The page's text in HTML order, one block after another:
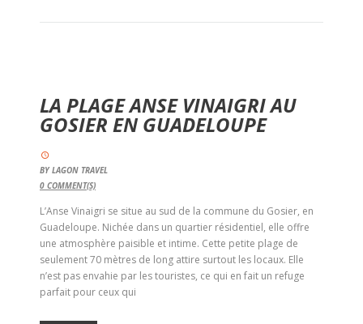
LA PLAGE ANSE VINAIGRI AU
GOSIER EN GUADELOUPE
BYLAGON TRAVEL
0 COMMENT(S)
L’Anse Vinaigri se situe au sud de la commune du Gosier, en
Guadeloupe. Nichée dans un quartier résidentiel, elle offre
une atmosphère paisible et intime. Cette petite plage de
seulement 70 mètres de long attire surtout les locaux. Elle
n’est pas envahie par les touristes, ce qui en fait un refuge
parfait pour ceux qui